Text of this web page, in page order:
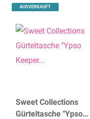
AUSVERKAUFT
Sweet Collections
Gürteltasche "Ypso